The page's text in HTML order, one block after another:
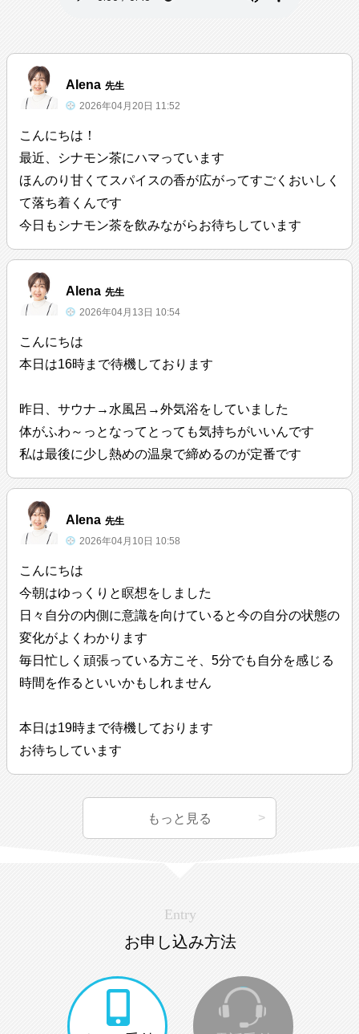
Alena 先生
2026年04月20日 11:52
こんにちは！
最近、シナモン茶にハマっています
ほんのり甘くてスパイスの香が広がってすごくおいしく
て落ち着くんです
今日もシナモン茶を飲みながらお待ちしています
Alena 先生
2026年04月13日 10:54
こんにちは
本日は16時まで待機しております
昨日、サウナ→水風呂→外気浴をしていました
体がふわ～っとなってとっても気持ちがいいんです
私は最後に少し熱めの温泉で締めるのが定番です
Alena 先生
2026年04月10日 10:58
こんにちは
今朝はゆっくりと瞑想をしました
日々自分の内側に意識を向けていると今の自分の状態の
変化がよくわかります
毎日忙しく頑張っている方こそ、5分でも自分を感じる
時間を作るといいかもしれません
本日は19時まで待機しております
お待ちしています
もっと見る
Entry
お申し込み方法